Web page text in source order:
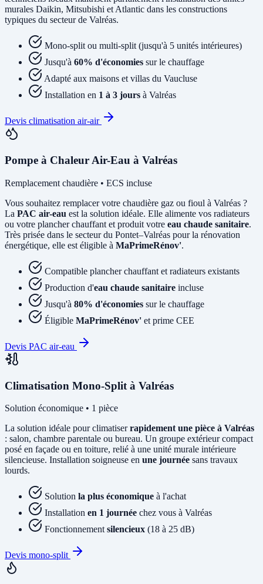
murales Daikin, Mitsubishi et Atlantic dans les constructions
typiques du secteur de Valréas.
Mono-split ou multi-split (jusqu'à 5 unités intérieures)
Jusqu'à 60% d'économies sur le chauffage
Adapté aux maisons et villas du Vaucluse
Installation en 1 à 3 jours à Valréas
Devis climatisation air-air
Pompe à Chaleur Air-Eau à Valréas
Remplacement chaudière • ECS incluse
Vous souhaitez remplacer votre chaudière gaz ou fioul à Valréas ?
La PAC air-eau est la solution idéale. Elle alimente vos radiateurs
ou votre plancher chauffant et produit votre eau chaude sanitaire.
Très prisée dans le secteur du Pontet–Valréas pour la rénovation
énergétique, elle est éligible à MaPrimeRénov'.
Compatible plancher chauffant et radiateurs existants
Production d'eau chaude sanitaire incluse
Jusqu'à 80% d'économies sur le chauffage
Éligible MaPrimeRénov' et prime CEE
Devis PAC air-eau
Climatisation Mono-Split à Valréas
Solution économique • 1 pièce
La solution idéale pour climatiserrapidement une pièce à Valréas
: salon, chambre parentale ou bureau. Un groupe extérieur compact
posé en façade ou en toiture, relié à une unité murale intérieure
silencieuse. Installation soigneuse en une journée sans travaux
lourds.
Solution la plus économique à l'achat
Installation en 1 journée chez vous à Valréas
Fonctionnement silencieux (18 à 25 dB)
Devis mono-split